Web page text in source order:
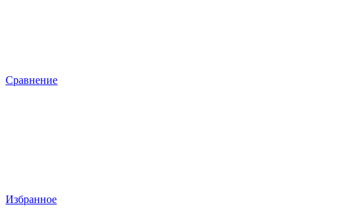
Сравнение
Избранное